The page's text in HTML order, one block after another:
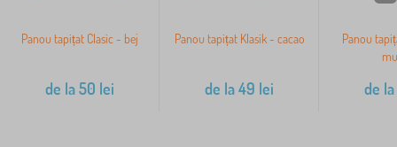
Panou tapițat Clasic - bej
de la50 lei
Panou tapițat Klasik - cacao
de la49 lei
Panou
de la